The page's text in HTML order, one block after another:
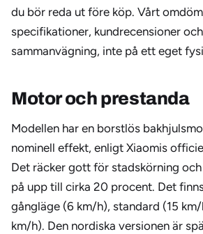
du bör reda ut före köp. Vårt
specifikationer, kundrecensioner
sammanvägning, inte på ett eget
Motor och prestanda
Modellen har en borstlös
nominell effekt, enligt Xiaomis
Det räcker gott för stadskörning
på upp till cirka 20 procent. Det
gångläge (6 km/h), standard (15
km/h). Den nordiska versionen är